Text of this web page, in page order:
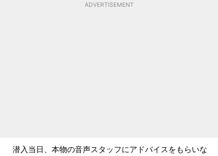
ADVERTISEMENT
潜入当日、本物の音声スタッフにアドバイスをもらいな